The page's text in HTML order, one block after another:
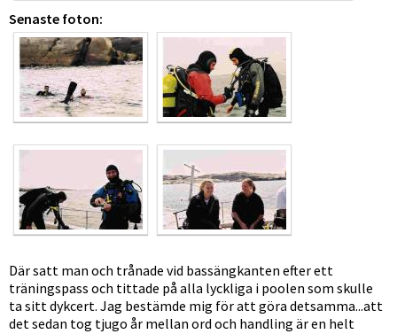
Senaste foton:
Där satt man och trånade vid bassängkanten efter ett
träningspass och tittade på alla lyckliga i poolen som skulle
ta sitt dykcert. Jag bestämde mig för att göra detsamma...att
det sedan tog tjugo år mellan ord och handling är en helt